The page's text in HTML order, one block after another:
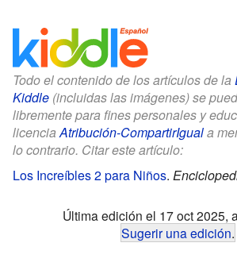
Todo el contenido de los artículos de la
Kiddle (incluidas las imágenes) se
libremente para fines personales y
licenciaAtribución-CompartirIguala
lo contrario. Citar este artículo:
Los Increíbles 2 para Niños.
Última edición el 17 oct 2025,
Sugerir una edición.